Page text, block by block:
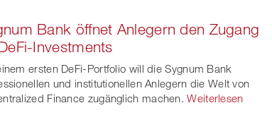
Bank öffnet Anlegern den Zugang
Investments
ersten DeFi-Portfolio will die Sygnum Bank
und institutionellen Anlegern die Welt von
Finance zugänglich machen. Weiterlesen